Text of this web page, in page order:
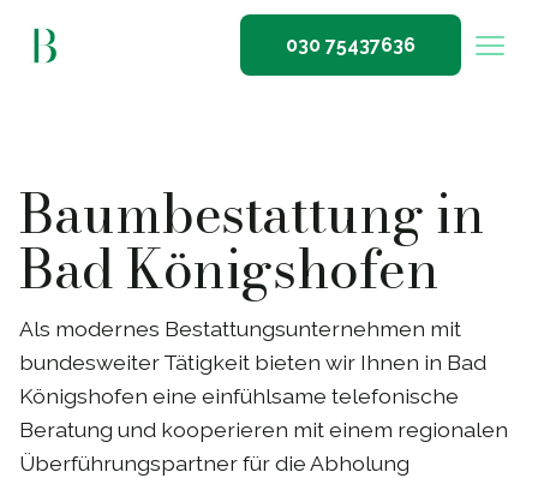
030 75437636
Baumbestattung in
Bad Königshofen
Als modernes Bestattungsunternehmen mit
bundesweiter Tätigkeit bieten wir Ihnen in Bad
Königshofen eine einfühlsame telefonische
Beratung und kooperieren mit einem regionalen
Überführungspartner für die Abholung